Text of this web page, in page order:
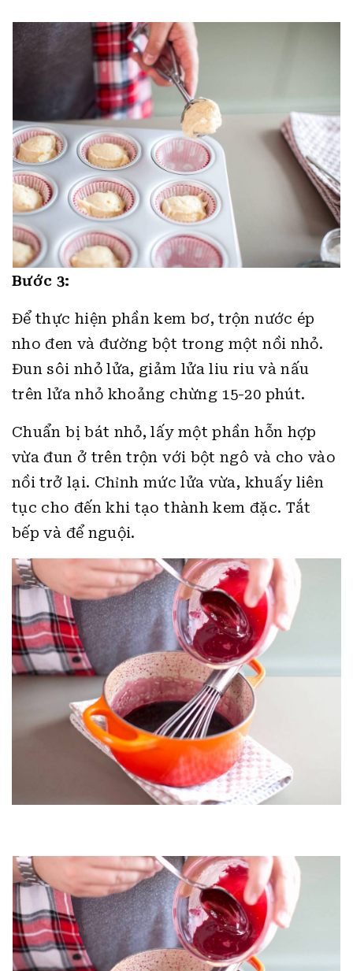
Bước 3:
Để thực hiện phần kem bơ, trộn nước ép
nho đen và đường bột trong một nồi nhỏ.
Đun sôi nhỏ lửa, giảm lửa liu riu và nấu
trên lửa nhỏ khoảng chừng 15-20 phút.
Chuẩn bị bát nhỏ, lấy một phần hỗn hợp
vừa đun ở trên trộn với bột ngô và cho vào
nồi trở lại. Chỉnh mức lửa vừa, khuấy liên
tục cho đến khi tạo thành kem đặc. Tắt
bếp và để nguội.